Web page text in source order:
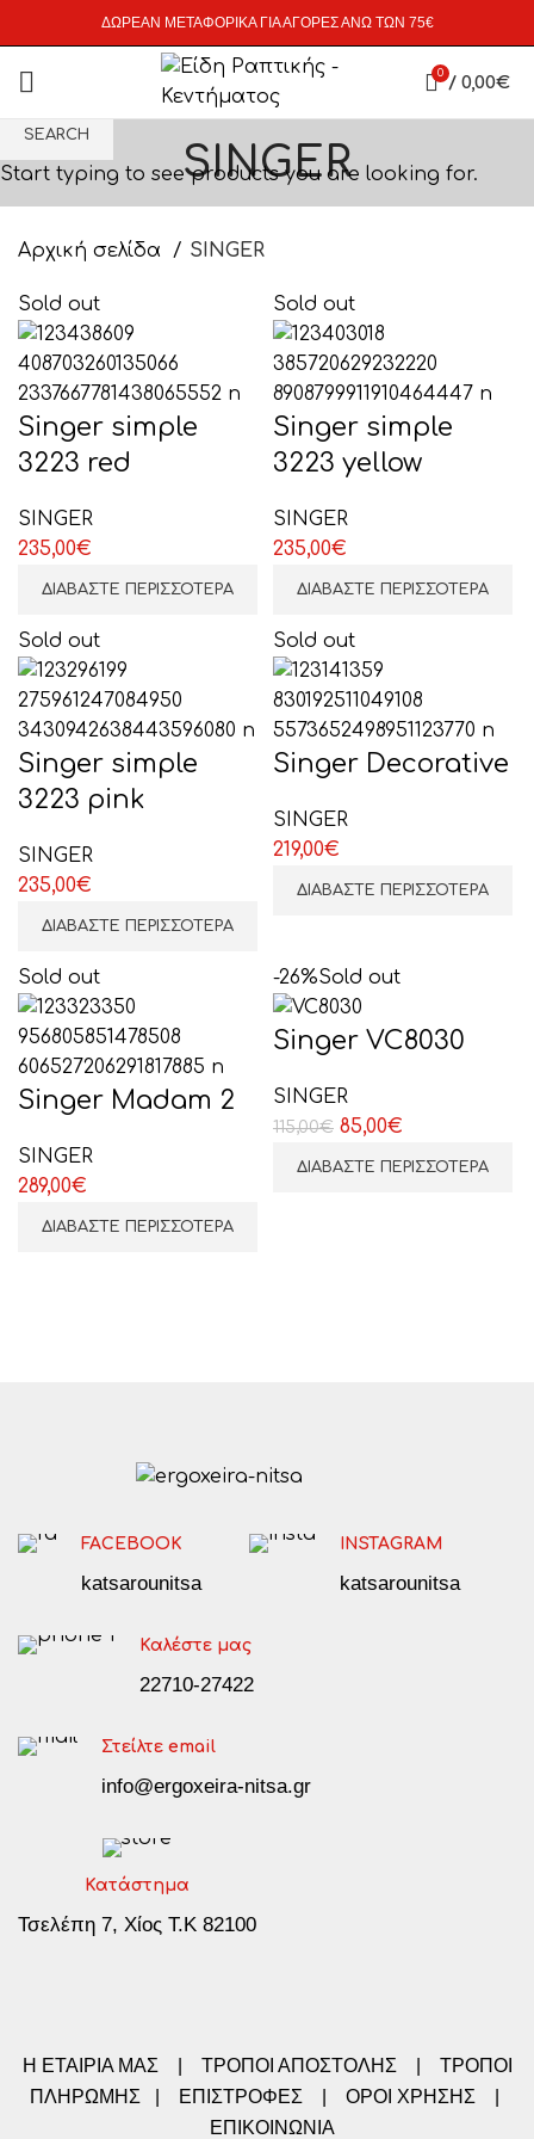
ΔΩΡΕΑΝ ΜΕΤΑΦΟΡΙΚΑ ΓΙΑ ΑΓΟΡΕΣ ΑΝΩ ΤΩΝ 75€
0 / 0,00€
SINGER
Αρχική σελίδα SINGER
Sold out
Singer simple
3223 red
SINGER
235,00€
ΔΙΑΒΆΣΤΕ ΠΕΡΙΣΣΌΤΕΡΑ
Sold out
Singer simple
3223 yellow
SINGER
235,00€
ΔΙΑΒΆΣΤΕ ΠΕΡΙΣΣΌΤΕΡΑ
Sold out
Singer simple
3223 pink
SINGER
235,00€
ΔΙΑΒΆΣΤΕ ΠΕΡΙΣΣΌΤΕΡΑ
Sold out
Singer Decorative
SINGER
219,00€
ΔΙΑΒΆΣΤΕ ΠΕΡΙΣΣΌΤΕΡΑ
Sold out
Singer Madam 2
SINGER
289,00€
ΔΙΑΒΆΣΤΕ ΠΕΡΙΣΣΌΤΕΡΑ
-26%Sold out
Singer VC8030
SINGER
115,00€ Original
price
85,00€
τρέχουσα
ΔΙΑΒΆΣΤΕ ΠΕΡΙΣΣΌΤΕΡΑ
FACEBOOK
katsarounitsa
INSTAGRAM
katsarounitsa
Καλέστε μας
22710-27422
Στείλτε email
info@ergoxeira-nitsa.gr
Κατάστημα
Τσελέπη 7, Χίος Τ.Κ 82100
Η ΕΤΑΙΡΙΑ ΜΑΣ ΤΡΟΠΟΙ ΑΠΟΣΤΟΛΗΣ
ΤΡΟΠΟΙ
ΠΛΗΡΩΜΗΣ
ΕΠΙΣΤΡΟΦΕΣ ΟΡΟΙ ΧΡΗΣΗΣ
ΕΠΙΚΟΙΝΩΝΙΑ
SEARCH
Start typing to see products you are looking for.